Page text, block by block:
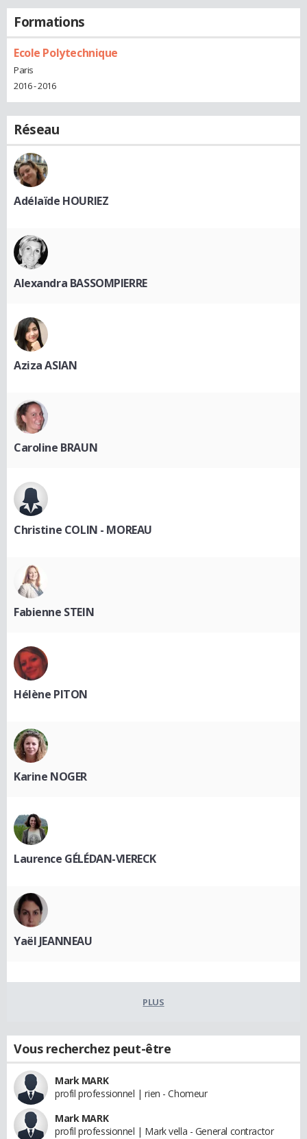
Formations
Ecole Polytechnique
Paris
2016 - 2016
Réseau
Adélaïde HOURIEZ
Alexandra BASSOMPIERRE
Aziza ASIAN
Caroline BRAUN
Christine COLIN - MOREAU
Fabienne STEIN
Hélène PITON
Karine NOGER
Laurence GÉLÉDAN-VIERECK
Yaël JEANNEAU
PLUS
Vous recherchez peut-être
Mark MARK
profil professionnel | rien - Chomeur
Mark MARK
profil professionnel | Mark vella - General contractor